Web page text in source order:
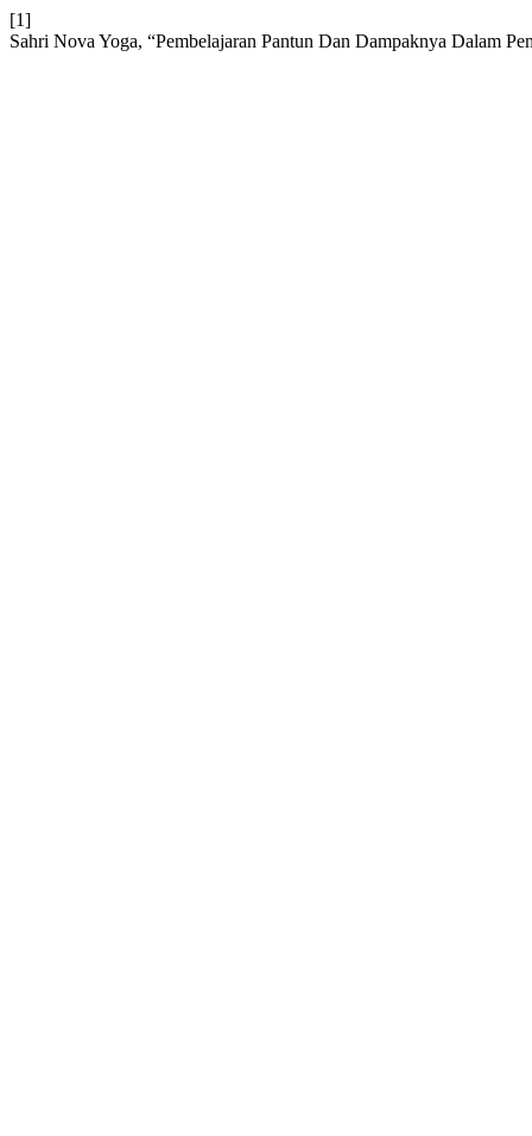
[1]
Sahri Nova Yoga, “Pembelajaran Pantun Dan Dampaknya Dalam